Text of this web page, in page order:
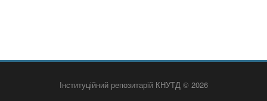
Інституційний репозитарій КНУТД © 2026